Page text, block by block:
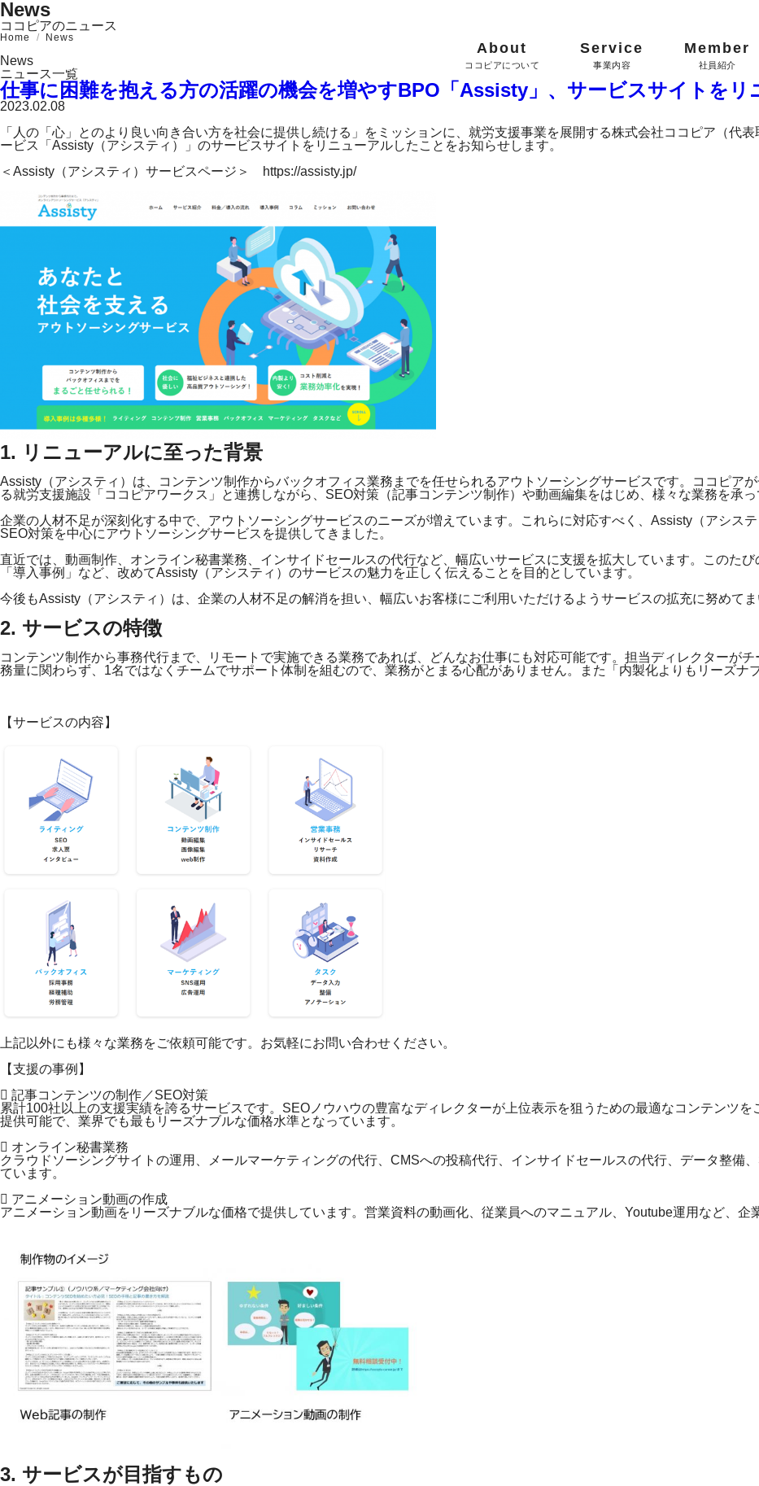
About Service Member
News
ココピアのニュース
Home News
News
ニュース一覧
仕事に困難を抱える方の活躍の機会を増やすBPO「Assisty」、サービスサイトをリ
2023.02.08
「人の「心」とのより良い向き合い方を社会に提供し続ける」をミッションに、就労支援事業を展開する株式会社ココピア（代
ービス「Assisty（アシスティ）」のサービスサイトをリニューアルしたことをお知らせします。
＜Assisty（アシスティ）サービスページ＞ https://assisty.jp/
1. リニューアルに至った背景
Assisty（アシスティ）は、コンテンツ制作からバックオフィス業務までを任せられるアウトソーシングサービスです。ココピア
る就労支援施設「ココピアワークス」と連携しながら、SEO対策（記事コンテンツ制作）や動画編集をはじめ、様々な業務を承っ
企業の人材不足が深刻化する中で、アウトソーシングサービスのニーズが増えています。これらに対応すべく、Assisty（アシス
SEO対策を中心にアウトソーシングサービスを提供してきました。
直近では、動画制作、オンライン秘書業務、インサイドセールスの代行など、幅広いサービスに支援を拡大しています。このた
「導入事例」など、改めてAssisty（アシスティ）のサービスの魅力を正しく伝えることを目的としています。
今後もAssisty（アシスティ）は、企業の人材不足の解消を担い、幅広いお客様にご利用いただけるようサービスの拡充に努めてま
2. サービスの特徴
コンテンツ制作から事務代行まで、リモートで実施できる業務であれば、どんなお仕事にも対応可能です。担当ディレクターが
務量に関わらず、1名ではなくチームでサポート体制を組むので、業務がとまる心配がありません。また「内製化よりもリーズナ
【サービスの内容】
上記以外にも様々な業務をご依頼可能です。お気軽にお問い合わせください。
【支援の事例】
 記事コンテンツの制作／SEO対策
累計100社以上の支援実績を誇るサービスです。SEOノウハウの豊富なディレクターが上位表示を狙うための最適なコンテンツ
提供可能で、業界でも最もリーズナブルな価格水準となっています。
 オンライン秘書業務
クラウドソーシングサイトの運用、メールマーケティングの代行、CMSへの投稿代行、インサイドセールスの代行、データ整備
ています。
 アニメーション動画の作成
アニメーション動画をリーズナブルな価格で提供しています。営業資料の動画化、従業員へのマニュアル、Youtube運用など、企
3. サービスが目指すもの